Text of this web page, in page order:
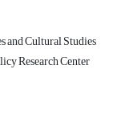
and Cultural Studies
Research Center